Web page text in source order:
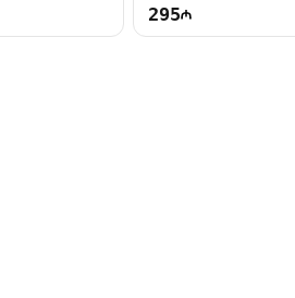
295